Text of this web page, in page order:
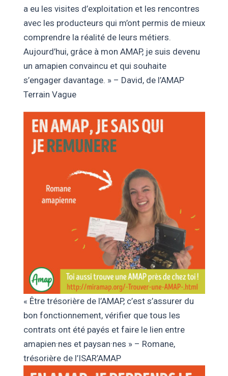
a eu les visites d’exploitation et les rencontres
avec les producteurs qui m’ont permis de mieux
comprendre la réalité de leurs métiers.
Aujourd’hui, grâce à mon AMAP, je suis devenu
un amapien convaincu et qui souhaite
s’engager davantage. » – David, de l’AMAP
Terrain Vague
« Être trésorière de l’AMAP, c’est s’assurer du
bon fonctionnement, vérifier que tous les
contrats ont été payés et faire le lien entre
amapien·nes et paysan·nes » – Romane,
trésorière de l’ISAR’AMAP